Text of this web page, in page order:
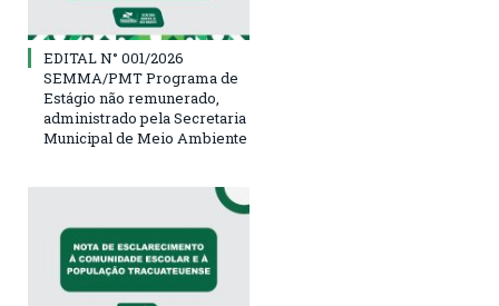
EDITAL N° 001/2026
SEMMA/PMT Programa de
Estágio não remunerado,
administrado pela Secretaria
Municipal de Meio Ambiente